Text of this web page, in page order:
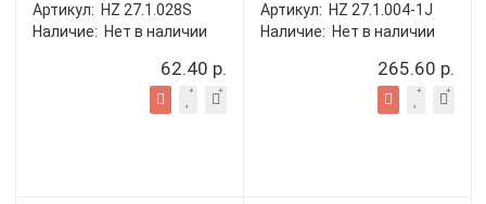
Артикул: HZ 27.1.028S
Наличие: Нет в наличии
62.40 р.
Артикул: HZ 27.1.004-1J
Наличие: Нет в наличии
265.60 р.